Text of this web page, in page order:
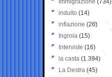
Immigrazione (734)
indulto (14)
inflazione (26)
Ingroia (15)
Interviste (16)
la casta (1.394)
La Destra (45)